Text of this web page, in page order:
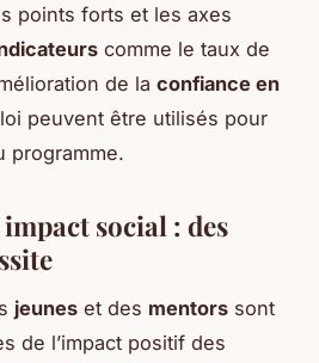
points forts et les axes
comme le taux de
de la confiance en
peuvent être utilisés pour
programme.
social : des
jeunes et des mentors sont
de l’impact positif des